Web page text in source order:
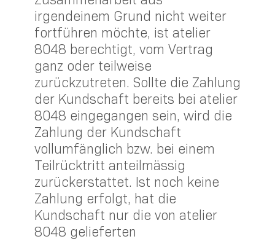
irgendeinem Grund nicht weiter
fortführen möchte, ist atelier
8048 berechtigt, vom Vertrag
ganz oder teilweise
zurückzutreten. Sollte die Zahlung
der Kundschaft bereits bei atelier
8048 eingegangen sein, wird die
Zahlung der Kundschaft
vollumfänglich bzw. bei einem
Teilrücktritt anteilmässig
zurückerstattet. Ist noch keine
Zahlung erfolgt, hat die
Kundschaft nur die von atelier
8048 gelieferten